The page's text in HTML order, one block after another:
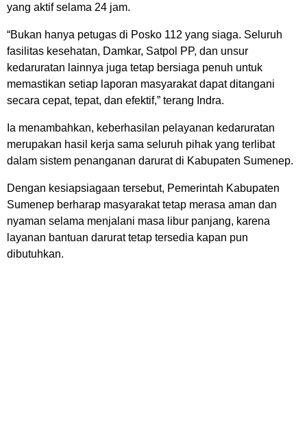
yang aktif selama 24 jam.
“Bukan hanya petugas di Posko 112 yang siaga. Seluruh
fasilitas kesehatan, Damkar, Satpol PP, dan unsur
kedaruratan lainnya juga tetap bersiaga penuh untuk
memastikan setiap laporan masyarakat dapat ditangani
secara cepat, tepat, dan efektif,” terang Indra.
Ia menambahkan, keberhasilan pelayanan kedaruratan
merupakan hasil kerja sama seluruh pihak yang terlibat
dalam sistem penanganan darurat di Kabupaten Sumenep.
Dengan kesiapsiagaan tersebut, Pemerintah Kabupaten
Sumenep berharap masyarakat tetap merasa aman dan
nyaman selama menjalani masa libur panjang, karena
layanan bantuan darurat tetap tersedia kapan pun
dibutuhkan.